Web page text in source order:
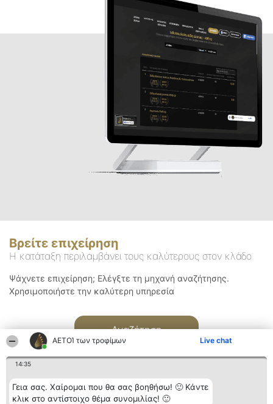
ΑΕΤΟΊ των τροφίμων Live chat
14:35
Γεια σας. Χαίρομαι που θα σας βοηθήσω! 🙂 Κάντε
κλικ στο αντίστοιχο θέμα συνομιλίας! 🙂
Βρείτε επιχείρηση
Η κατάταξη περιλαμβάνει τους καλύτερους στον κλάδο
Ψάχνετε επιχείρηση; Ελέγξτε τη μηχανή αναζήτησης.
Χρησιμοποιήστε την καλύτερη υπηρεσία
Αναζήτηση